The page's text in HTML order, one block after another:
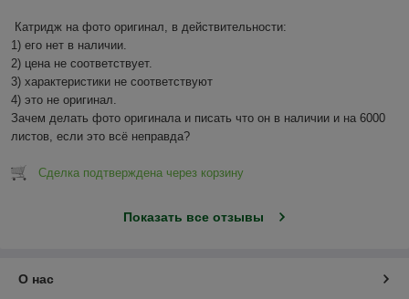
Катридж на фото оригинал, в действительности:
1) его нет в наличии.
2) цена не соответствует.
3) характеристики не соответствуют
4) это не оригинал.
Зачем делать фото оригинала и писать что он в наличии и на 6000
листов, если это всё неправда?
Сделка подтверждена через корзину
Показать все отзывы
О нас